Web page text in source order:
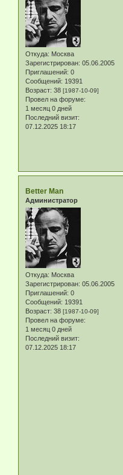
Откуда: Москва
Зарегистрирован: 05.06.2005
Приглашений: 0
Сообщений: 19391
Возраст: 38 [1987-10-09]
Провел на форуме:
1 месяц 0 дней
Последний визит:
07.12.2025 18:17
Better Man
Администратор
Откуда: Москва
Зарегистрирован: 05.06.2005
Приглашений: 0
Сообщений: 19391
Возраст: 38 [1987-10-09]
Провел на форуме:
1 месяц 0 дней
Последний визит:
07.12.2025 18:17